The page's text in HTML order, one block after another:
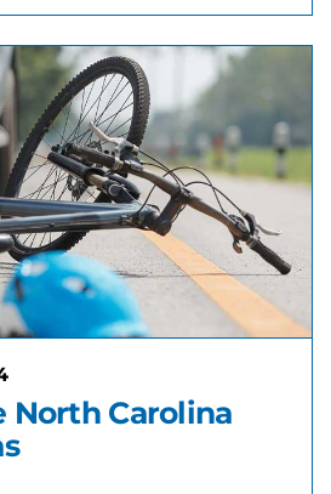
North Carolina